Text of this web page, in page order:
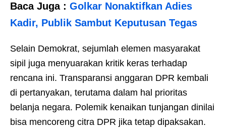
Baca Juga : Golkar Nonaktifkan Adies
Kadir, Publik Sambut Keputusan Tegas
Selain Demokrat, sejumlah elemen masyarakat
sipil juga menyuarakan kritik keras terhadap
rencana ini. Transparansi anggaran DPR kembali
di pertanyakan, terutama dalam hal prioritas
belanja negara. Polemik kenaikan tunjangan dinilai
bisa mencoreng citra DPR jika tetap dipaksakan.